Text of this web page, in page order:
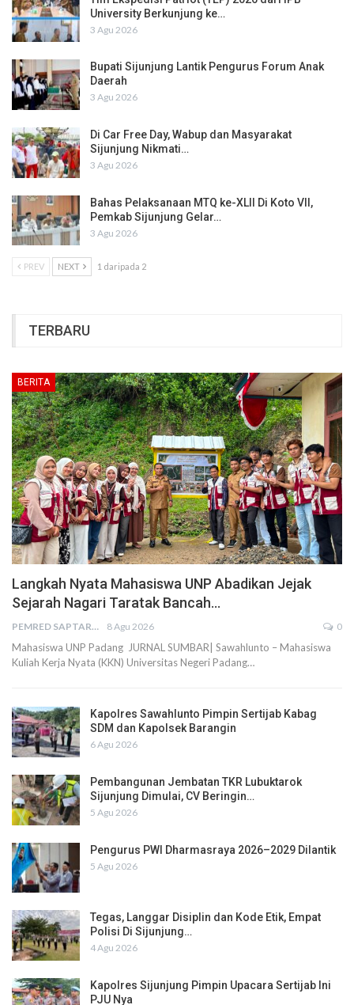
University Berkunjung ke…
3 Agu 2026
Bupati Sijunjung Lantik Pengurus Forum Anak
Daerah
3 Agu 2026
Di Car Free Day, Wabup dan Masyarakat
Sijunjung Nikmati…
3 Agu 2026
Bahas Pelaksanaan MTQ ke-XLII Di Koto VII,
Pemkab Sijunjung Gelar…
3 Agu 2026
PREV NEXT 1 daripada 2
TERBARU
BERITA
Langkah Nyata Mahasiswa UNP Abadikan Jejak
Sejarah Nagari Taratak Bancah…
PEMRED SAPTARIUS 8 Agu 2026 0
Mahasiswa UNP Padang JURNAL SUMBAR| Sawahlunto – Mahasiswa
Kuliah Kerja Nyata (KKN) Universitas Negeri Padang…
Kapolres Sawahlunto Pimpin Sertijab Kabag
SDM dan Kapolsek Barangin
6 Agu 2026
Pembangunan Jembatan TKR Lubuktarok
Sijunjung Dimulai, CV Beringin…
5 Agu 2026
Pengurus PWI Dharmasraya 2026–2029 Dilantik
5 Agu 2026
Tegas, Langgar Disiplin dan Kode Etik, Empat
Polisi Di Sijunjung…
4 Agu 2026
Kapolres Sijunjung Pimpin Upacara Sertijab Ini
PJU Nya